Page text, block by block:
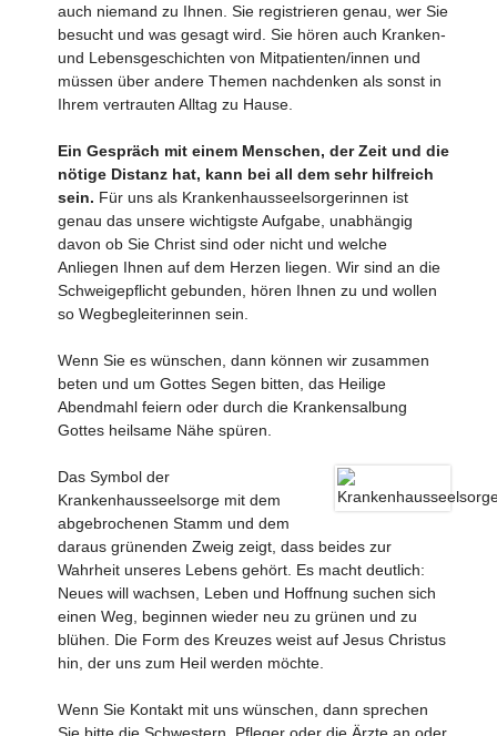
auch niemand zu Ihnen. Sie registrieren genau, wer Sie
besucht und was gesagt wird. Sie hören auch Kranken-
und Lebensgeschichten von Mitpatienten/innen und
müssen über andere Themen nachdenken als sonst in
Ihrem vertrauten Alltag zu Hause.
Ein Gespräch mit einem Menschen, der Zeit und die
nötige Distanz hat, kann bei all dem sehr hilfreich
sein. Für uns als Krankenhausseelsorgerinnen ist
genau das unsere wichtigste Aufgabe, unabhängig
davon ob Sie Christ sind oder nicht und welche
Anliegen Ihnen auf dem Herzen liegen. Wir sind an die
Schweigepflicht gebunden, hören Ihnen zu und wollen
so Wegbegleiterinnen sein.
Wenn Sie es wünschen, dann können wir zusammen
beten und um Gottes Segen bitten, das Heilige
Abendmahl feiern oder durch die Krankensalbung
Gottes heilsame Nähe spüren.
Das Symbol der
Krankenhausseelsorge mit dem
abgebrochenen Stamm und dem
daraus grünenden Zweig zeigt, dass beides zur
Wahrheit unseres Lebens gehört. Es macht deutlich:
Neues will wachsen, Leben und Hoffnung suchen sich
einen Weg, beginnen wieder neu zu grünen und zu
blühen. Die Form des Kreuzes weist auf Jesus Christus
hin, der uns zum Heil werden möchte.
Wenn Sie Kontakt mit uns wünschen, dann sprechen